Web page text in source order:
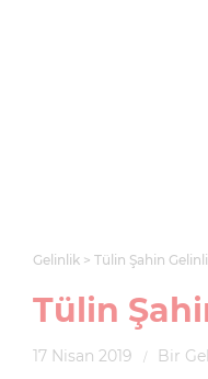
Gelinlik Tülin Şahin
Tülin
17 Nisan 2019 Bir